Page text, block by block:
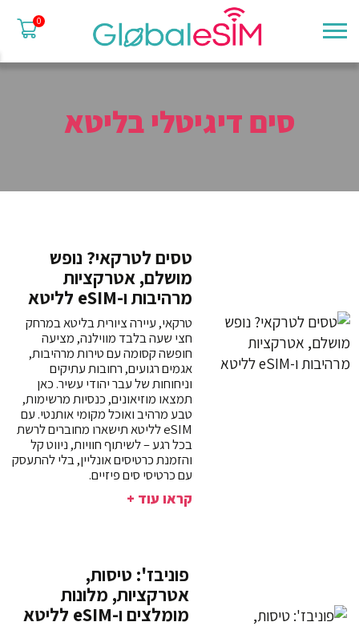
0
סים דיגיטלי בליטא
טסים לטרקאי? נופש
מושלם, אטרקציות
מרהיבות ו-eSIM לליטא
טרקאי, עיירה ציורית בליטא במרחק
חצי שעה בלבד מווילנה, מציעה
חופשה קסומה עם טירות מרהיבות,
אגמים רגועים, רחובות עתיקים
וניחוחות של עבר יהודי עשיר. כאן
תמצאו מוזיאונים, כנסיות מרשימות,
טבע מרהיב ואוכל מקומי אותנטי. עם
eSIM לליטא תישארו מחוברים לרשת
בכל רגע – לשיתוף חוויות, ניווט קל
והזמנת כרטיסים אונליין, בלי להתעסק
עם כרטיסי סים פיזיים.
קראו עוד +
פוניבז': טיסות,
אטרקציות, מלונות
מומלצים ו-eSIM לליטא